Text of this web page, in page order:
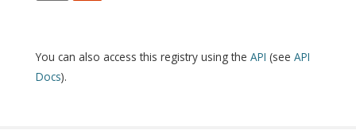
You can also access this registry using the API (see API
Docs).